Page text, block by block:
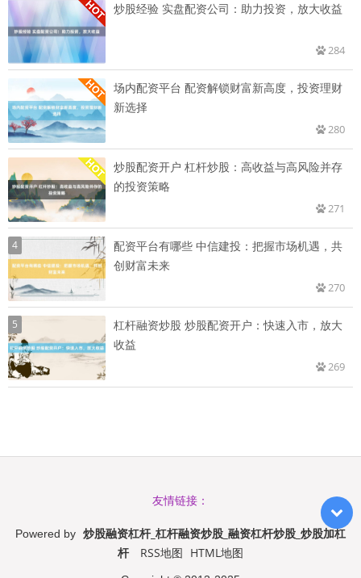
炒股经验 实盘配资公司：助力投资，放大收益
284
场内配资平台 配资解锁财富新高度，投资理财
新选择
280
炒股配资开户 杠杆炒股：高收益与高风险并存
的投资策略
271
4
配资平台有哪些 中信建投：把握市场机遇，共
创财富未来
270
5
杠杆融资炒股 炒股配资开户：快速入市，放大
收益
269
友情链接：
Powered by 炒股融资杠杆_杠杆融资炒股_融资杠杆炒股_炒股加杠
杆
RSS地图 HTML地图